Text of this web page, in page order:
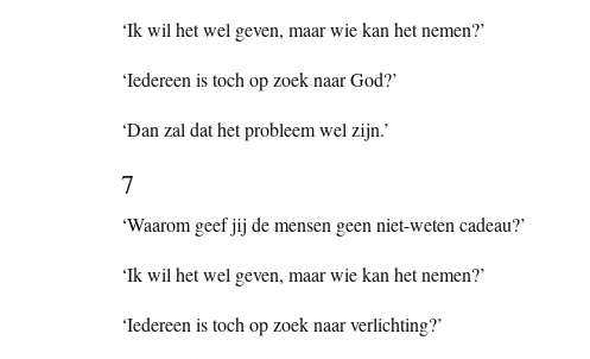
‘Ik wil het wel geven, maar wie kan het nemen?’
‘Iedereen is toch op zoek naar God?’
‘Dan zal dat het probleem wel zijn.’
7
‘Waarom geef jij de mensen geen niet-weten cadeau?’
‘Ik wil het wel geven, maar wie kan het nemen?’
‘Iedereen is toch op zoek naar verlichting?’